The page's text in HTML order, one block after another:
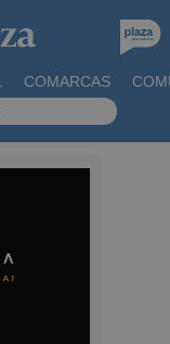
COMARCAS